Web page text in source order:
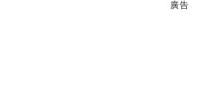
廣告